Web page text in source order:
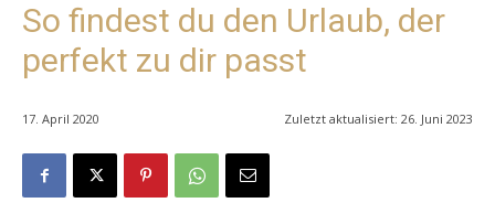
So findest du den Urlaub, der
perfekt zu dir passt
17. April 2020 Zuletzt aktualisiert: 26. Juni 2023